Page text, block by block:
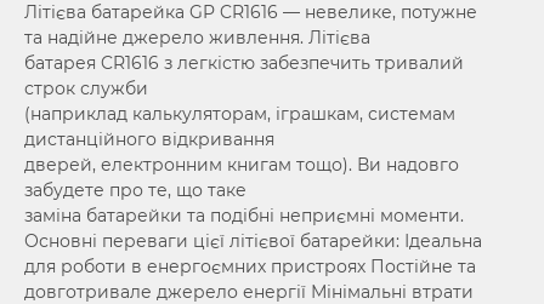
Літієва батарейка GP CR1616 — невелике, потужне
та надійне джерело живлення. Літієва
батарея CR1616 з легкістю забезпечить тривалий
строк служби
(наприклад калькуляторам, іграшкам, системам
дистанційного відкривання
дверей, електронним книгам тощо). Ви надовго
забудете про те, що таке
заміна батарейки та подібні неприємні моменти.
Основні переваги цієї літієвої батарейки: Ідеальна
для роботи в енергоємних пристроях Постійне та
довготривале джерело енергії Мінімальні втрати